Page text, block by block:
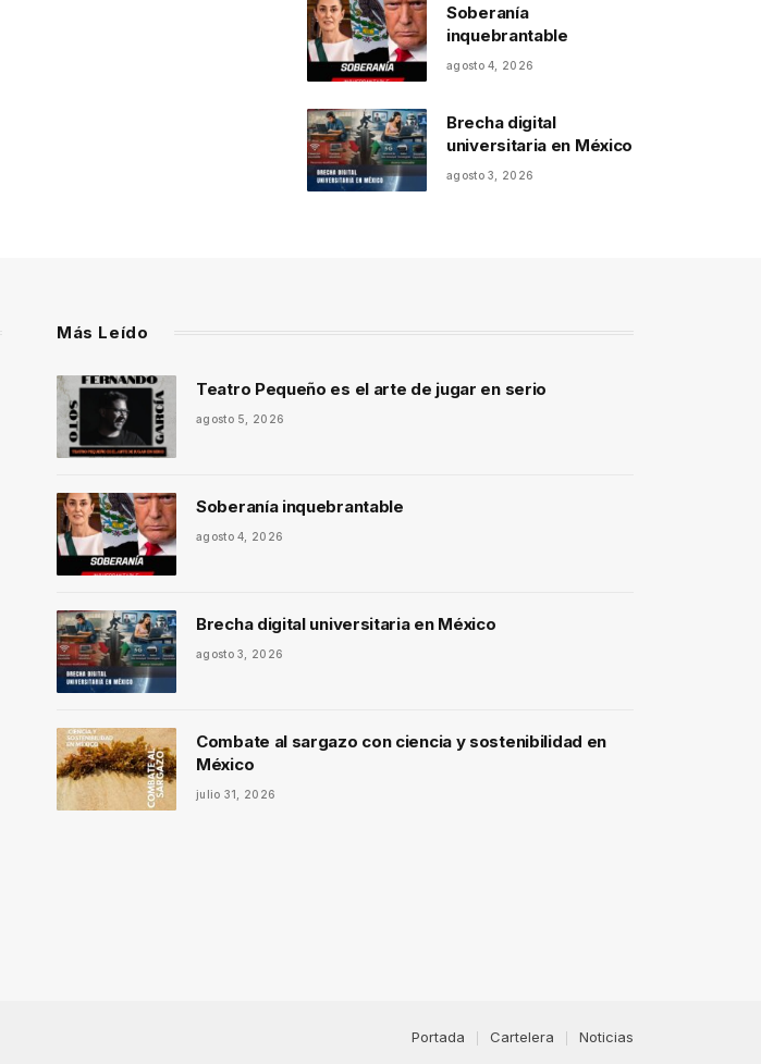
Soberanía
inquebrantable
agosto 4, 2026
Brecha digital
universitaria en México
agosto 3, 2026
Más Leído
Teatro Pequeño es el arte de jugar en serio
agosto 5, 2026
Soberanía inquebrantable
agosto 4, 2026
Brecha digital universitaria en México
agosto 3, 2026
Combate al sargazo con ciencia y sostenibilidad en
México
julio 31, 2026
Portada Cartelera Noticias